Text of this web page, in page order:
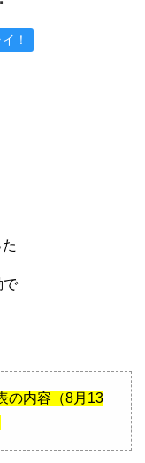
！
で
の内容（8月13